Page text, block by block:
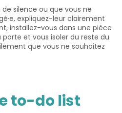
silence ou que vous ne
expliquez-leur clairement
installez-vous dans une pièce
et vous isoler du reste du
que vous ne souhaitez
to-do list